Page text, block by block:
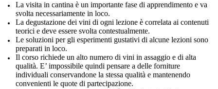
La visita in cantina è un importante fase di apprendimento e va
svolta necessariamente in loco.
La degustazione dei vini di ogni lezione è correlata ai contenuti
teorici e deve essere svolta contestualmente.
Le soluzioni per gli esperimenti gustativi di alcune lezioni sono
preparati in loco.
Il corso richiede un alto numero di vini in assaggio e di alta
qualità. E’ impossibile quindi pensare a delle forniture
individuali conservandone la stessa qualità e mantenendo
convenienti le quote di partecipazione.